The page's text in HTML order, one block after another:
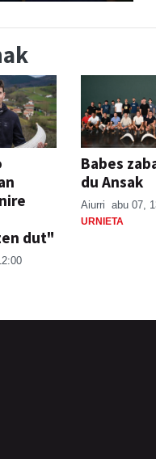
dut"
Babes
du Ansak
Aiurri abu 07,
URNIETA